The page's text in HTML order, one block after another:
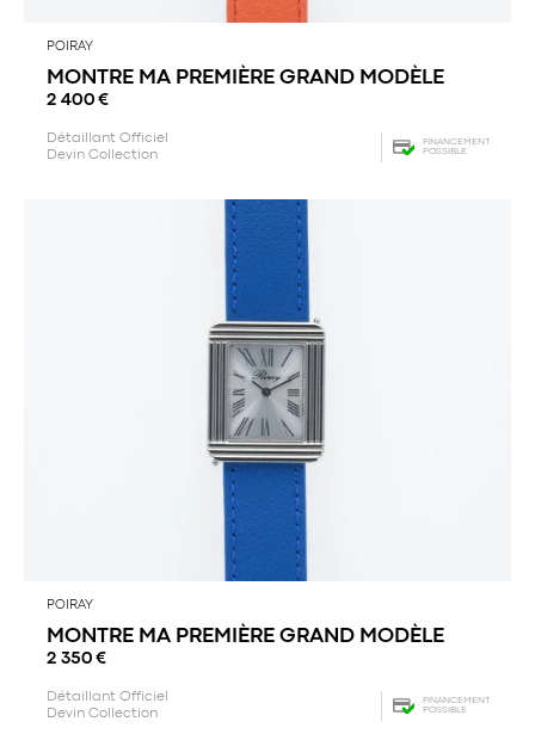
POIRAY
MONTRE MA PREMIÈRE GRAND MODÈLE
2 400 €
Détaillant Officiel
Devin Collection
FINANCEMENT
POSSIBLE
POIRAY
MONTRE MA PREMIÈRE GRAND MODÈLE
2 350 €
Détaillant Officiel
Devin Collection
FINANCEMENT
POSSIBLE